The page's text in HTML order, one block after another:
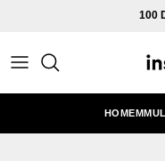
100
HOMEM